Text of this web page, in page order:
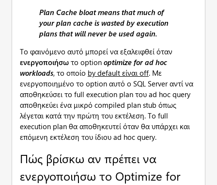
Plan Cache bloat means that much of
your plan cache is wasted by execution
plans that will never be used again.
Το φαινόμενο αυτό μπορεί να εξαλειφθεί όταν
ενεργοποιήσω το option optimize for ad hoc
workloads, το οποίο by default είναι off. Με
ενεργοποιημένο το option αυτό ο SQL Server αντί να
αποθηκεύσει το full execution plan του ad hoc query
αποθηκεύει ένα μικρό compiled plan stub όπως
λέγεται κατά την πρώτη του εκτέλεση. Το full
execution plan θα αποθηκευτεί όταν θα υπάρχει και
επόμενη εκτέλεση του ίδιου ad hoc query.
Πώς βρίσκω αν πρέπει να
ενεργοποιήσω το Optimize for